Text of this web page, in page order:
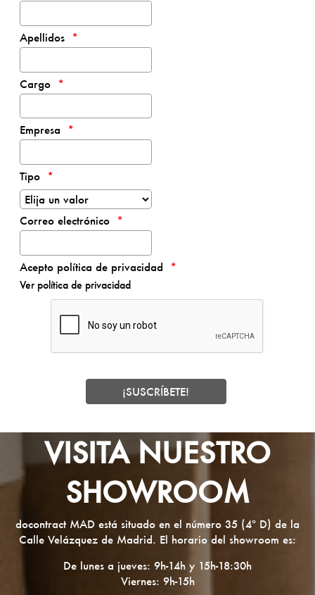
Apellidos
Cargo
Empresa
Tipo
Correo electrónico
Acepto política de privacidad
Ver política de privacidad
VISITA NUESTRO
SHOWROOM
docontract MAD está situado en el número 35 (4º D) de la
Calle Velázquez de Madrid. El horario del showroom es:
De lunes a jueves: 9h-14h y 15h-18:30h
Viernes: 9h-15h